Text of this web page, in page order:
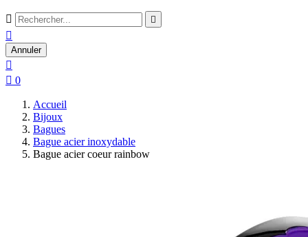
 

Annuler

 0
Accueil
Bijoux
Bagues
Bague acier inoxydable
Bague acier coeur rainbow